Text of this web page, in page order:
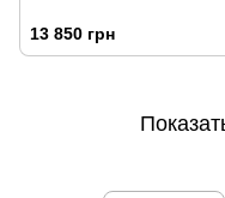
13 850 грн